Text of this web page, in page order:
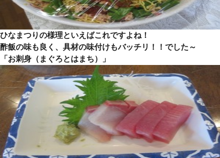
ひなまつりの様理といえばこれですよね！
酢飯の味も良く、具材の味付けもバッチリ！！でした～
「お刺身（まぐろとはまち）」